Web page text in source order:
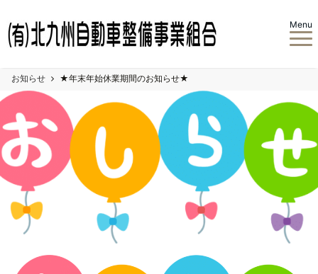
Menu
お知らせ ★年末年始休業期間のお知らせ★